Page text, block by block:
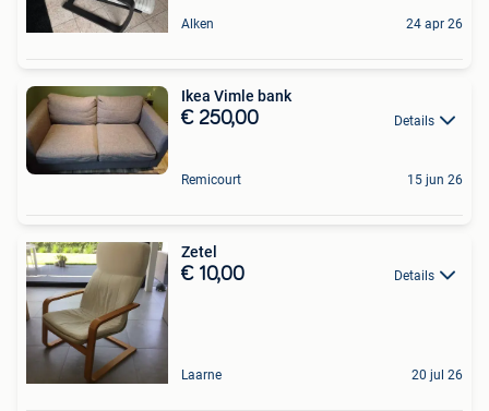
Alken 24 apr 26
Ikea Vimle bank
€ 250,00 Details
Remicourt 15 jun 26
Zetel
€ 10,00 Details
Laarne 20 jul 26